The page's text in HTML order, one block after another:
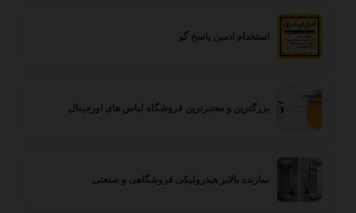
استخدام ادمین پاسخ گو
بزرگترین و معتبرترین فروشگاه لباس های اورجینال
سازنده بالابر هیدرولیکی فروشگاهی و صنعتی